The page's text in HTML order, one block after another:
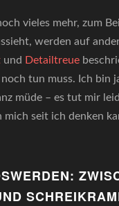
vieles mehr, zum
werden auf
und Detailtreue
tun muss. Ich bin
müde – es tut mir
mich seit ich denken